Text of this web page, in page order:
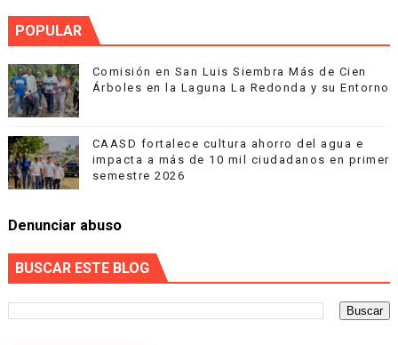
POPULAR
Comisión en San Luis Siembra Más de Cien
Árboles en la Laguna La Redonda y su Entorno
CAASD fortalece cultura ahorro del agua e
impacta a más de 10 mil ciudadanos en primer
semestre 2026
Denunciar abuso
BUSCAR ESTE BLOG